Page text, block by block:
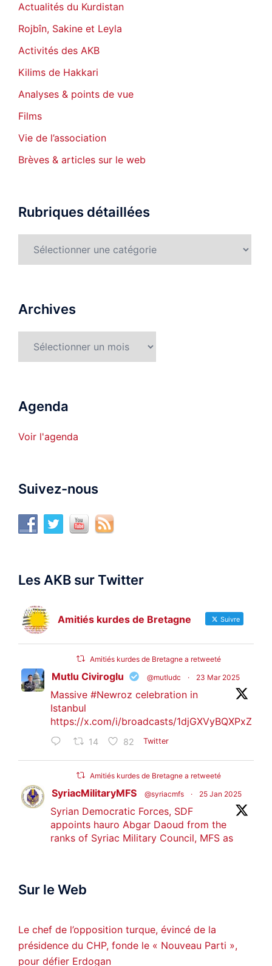
Actualités du Kurdistan
Rojbîn, Sakine et Leyla
Activités des AKB
Kilims de Hakkari
Analyses & points de vue
Films
Vie de l’association
Brèves & articles sur le web
Rubriques détaillées
Archives
Agenda
Voir l'agenda
Suivez-nous
Les AKB sur Twitter
Amitiés kurdes de Bretagne Suivre
Amitiés kurdes de Bretagne a retweeté
Mutlu Civiroglu @mutludc · 23 Mar 2025
Massive #Newroz celebration in
Istanbul
https://x.com/i/broadcasts/1djGXVyBQXPxZ
14 82 Twitter
Amitiés kurdes de Bretagne a retweeté
SyriacMilitaryMFS @syriacmfs · 25 Jan 2025
Syrian Democratic Forces, SDF
appoints hauro Abgar Daoud from the
ranks of Syriac Military Council, MFS as
ܟܫܝܪܘܬܐ ܒܘܠܝܬܐ ܚܘܪܐ ܐܒܓܪ
Amitiés kurdes de Bretagne a retweeté
MedyaNews
Sur le Web
Le chef de l’opposition turque, évincé de la
présidence du CHP, fonde le « Nouveau Parti »,
pour défier Erdogan